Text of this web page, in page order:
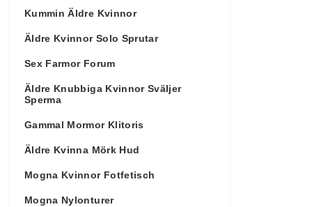
Kummin Äldre Kvinnor
Äldre Kvinnor Solo Sprutar
Sex Farmor Forum
Äldre Knubbiga Kvinnor Sväljer
Sperma
Gammal Mormor Klitoris
Äldre Kvinna Mörk Hud
Mogna Kvinnor Fotfetisch
Mogna Nylonturer